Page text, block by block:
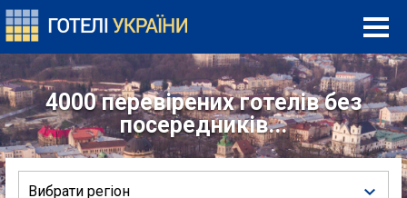
4000 перевірених готелів без
посередників...
Вибрати регіон